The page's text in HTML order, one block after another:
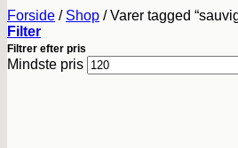
Forside / Shop /Varer tagged
Filter
Filtrer efter pris
Mindste pris